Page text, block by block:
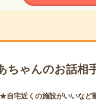
ちゃんのお話相
宅近くの施設がいいなど